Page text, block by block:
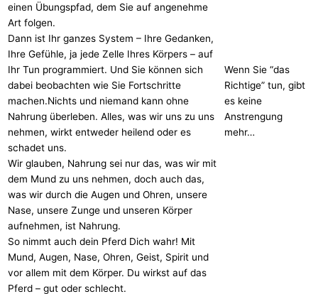
einen Übungspfad, dem Sie auf angenehme
Art folgen.
Dann ist Ihr ganzes System – Ihre Gedanken,
Ihre Gefühle, ja jede Zelle Ihres Körpers – auf
Ihr Tun programmiert. Und Sie können sich
dabei beobachten wie Sie Fortschritte
machen.Nichts und niemand kann ohne
Nahrung überleben. Alles, was wir uns zu uns
nehmen, wirkt entweder heilend oder es
schadet uns.
Wir glauben, Nahrung sei nur das, was wir mit
dem Mund zu uns nehmen, doch auch das,
was wir durch die Augen und Ohren, unsere
Nase, unsere Zunge und unseren Körper
aufnehmen, ist Nahrung.
So nimmt auch dein Pferd Dich wahr! Mit
Mund, Augen, Nase, Ohren, Geist, Spirit und
vor allem mit dem Körper. Du wirkst auf das
Pferd – gut oder schlecht.
Wenn Sie “das
Richtige” tun, gibt
es keine
Anstrengung
mehr…